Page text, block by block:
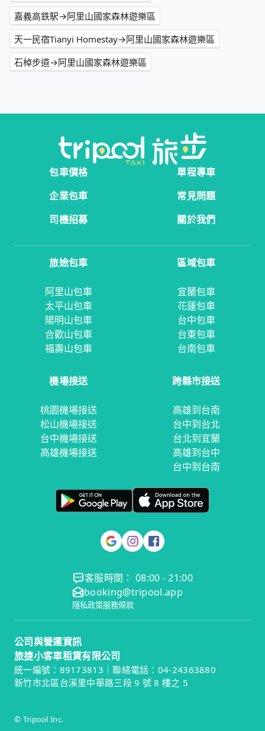
嘉義高鉄駅→阿里山國家森林遊樂區
天一民宿Tianyi Homestay→阿里山國家森林遊樂區
石棹步道→阿里山國家森林遊樂區
包車價格
單程專車
企業包車
常見問題
司機招募
關於我們
旅途包車
阿里山包車
太平山包車
陽明山包車
合歡山包車
福壽山包車
區域包車
宜蘭包車
花蓮包車
台中包車
台東包車
台南包車
機場接送
桃園機場接送
松山機場接送
台中機場接送
高雄機場接送
跨縣市接送
高雄到台南
台中到台北
台北到宜蘭
高雄到台中
台中到台南
客服時間： 08:00 - 21:00
booking@tripool.app
隱私政策服務條款
公司與營運資訊
旅捷小客車租賃有限公司
統一編號：89173813｜聯絡電話：04-24363880
新竹市北區台溪里中華路三段 9 號 8 樓之 5
© Tripool Inc.